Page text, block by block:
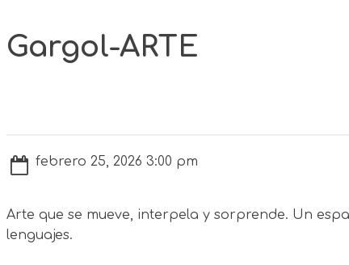
Gargol-ARTE
febrero 25, 2026 3:00 pm
Arte que se mueve, interpela y sorprende. Un
lenguajes.